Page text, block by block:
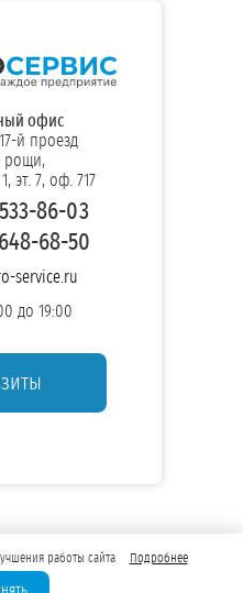
офис
й проезд
рощи,
эт. 7, оф. 717
86-03
68-50
service.ru
до 19:00
работы сайта Подробнее